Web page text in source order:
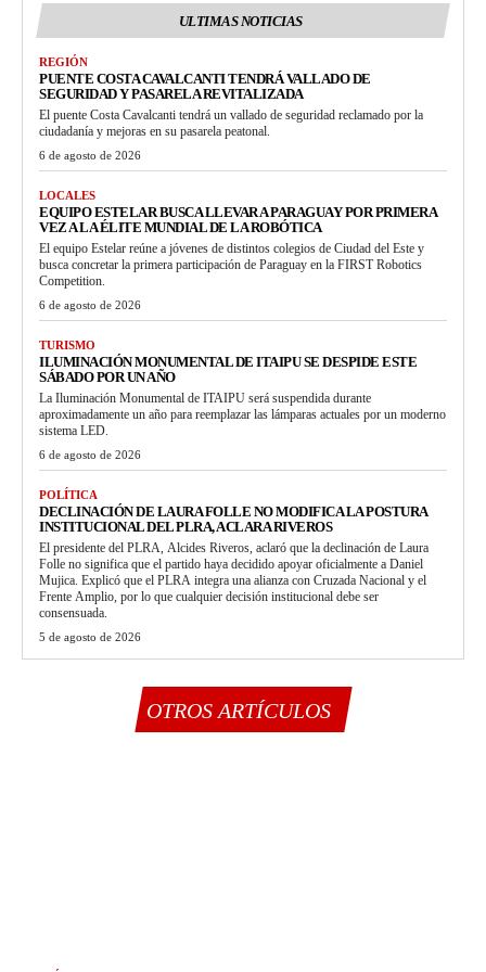
ULTIMAS NOTICIAS
REGIÓN
PUENTE COSTA CAVALCANTI TENDRÁ VALLADO DE
SEGURIDAD Y PASARELA REVITALIZADA
El puente Costa Cavalcanti tendrá un vallado de seguridad reclamado por la
ciudadanía y mejoras en su pasarela peatonal.
6 de agosto de 2026
LOCALES
EQUIPO ESTELAR BUSCA LLEVAR A PARAGUAY POR PRIMERA
VEZ A LA ÉLITE MUNDIAL DE LA ROBÓTICA
El equipo Estelar reúne a jóvenes de distintos colegios de Ciudad del Este y
busca concretar la primera participación de Paraguay en la FIRST Robotics
Competition.
6 de agosto de 2026
TURISMO
ILUMINACIÓN MONUMENTAL DE ITAIPU SE DESPIDE ESTE
SÁBADO POR UN AÑO
La Iluminación Monumental de ITAIPU será suspendida durante
aproximadamente un año para reemplazar las lámparas actuales por un moderno
sistema LED.
6 de agosto de 2026
POLÍTICA
DECLINACIÓN DE LAURA FOLLE NO MODIFICA LA POSTURA
INSTITUCIONAL DEL PLRA, ACLARA RIVEROS
El presidente del PLRA, Alcides Riveros, aclaró que la declinación de Laura
Folle no significa que el partido haya decidido apoyar oficialmente a Daniel
Mujica. Explicó que el PLRA integra una alianza con Cruzada Nacional y el
Frente Amplio, por lo que cualquier decisión institucional debe ser
consensuada.
5 de agosto de 2026
OTROS ARTÍCULOS